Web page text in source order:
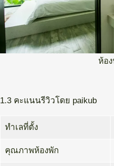
ห้อ
1.3 คะแนนรีวิวโดย paikub
ทำเลที่ตั้ง
คุณภาพห้องพัก